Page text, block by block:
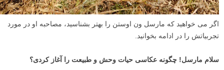
اگر می خواهید که مارسل ون اوستن را بهتر بشناسید، مصاحبه او در مورد
تجربیاتش را در ادامه بخوانید.
سلام مارسل! چگونه عکاسی حیات وحش و طبیعت را آغاز کردی؟